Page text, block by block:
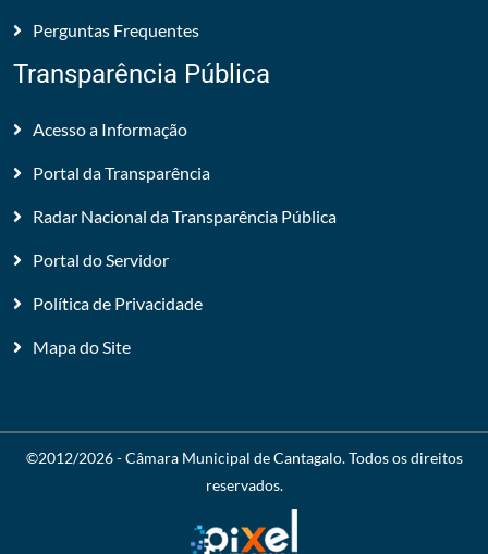
Perguntas Frequentes
Transparência Pública
Acesso a Informação
Portal da Transparência
Radar Nacional da Transparência Pública
Portal do Servidor
Política de Privacidade
Mapa do Site
©2012/2026 -Câmara Municipal de Cantagalo. Todos os direitos
reservados.